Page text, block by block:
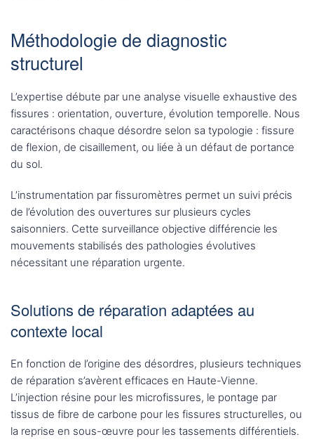
Méthodologie de diagnostic
structurel
L’expertise débute par une analyse visuelle exhaustive des
fissures : orientation, ouverture, évolution temporelle. Nous
caractérisons chaque désordre selon sa typologie : fissure
de flexion, de cisaillement, ou liée à un défaut de portance
du sol.
L’instrumentation par fissuromètres permet un suivi précis
de l’évolution des ouvertures sur plusieurs cycles
saisonniers. Cette surveillance objective différencie les
mouvements stabilisés des pathologies évolutives
nécessitant une réparation urgente.
Solutions de réparation adaptées au
contexte local
En fonction de l’origine des désordres, plusieurs techniques
de réparation s’avèrent efficaces en Haute-Vienne.
L’injection résine pour les microfissures, le pontage par
tissus de fibre de carbone pour les fissures structurelles, ou
la reprise en sous-œuvre pour les tassements différentiels.